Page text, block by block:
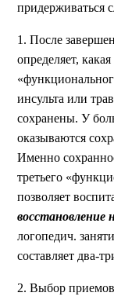
придерживаться
1. После
определяет,
инсульта или
сохранены. У
оказываются
Именно
третьего
позволяет
восстановление
логопедич.
составляет два-
2. Выбор приемов